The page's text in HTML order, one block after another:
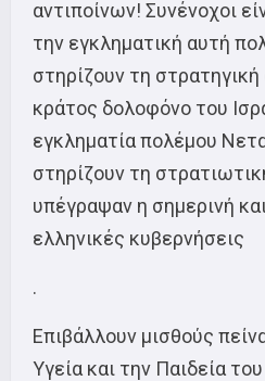
αντιποίνων! Συνένοχοι
την εγκληματική αυτή
στηρίζουν τη
κράτος δολοφόνο του
εγκληματία πολέμου
στηρίζουν τη
υπέγραψαν η σημερινή
ελληνικές κυβερνήσεις
.
Επιβάλλουν μισθούς
Υγεία και την Παιδεία